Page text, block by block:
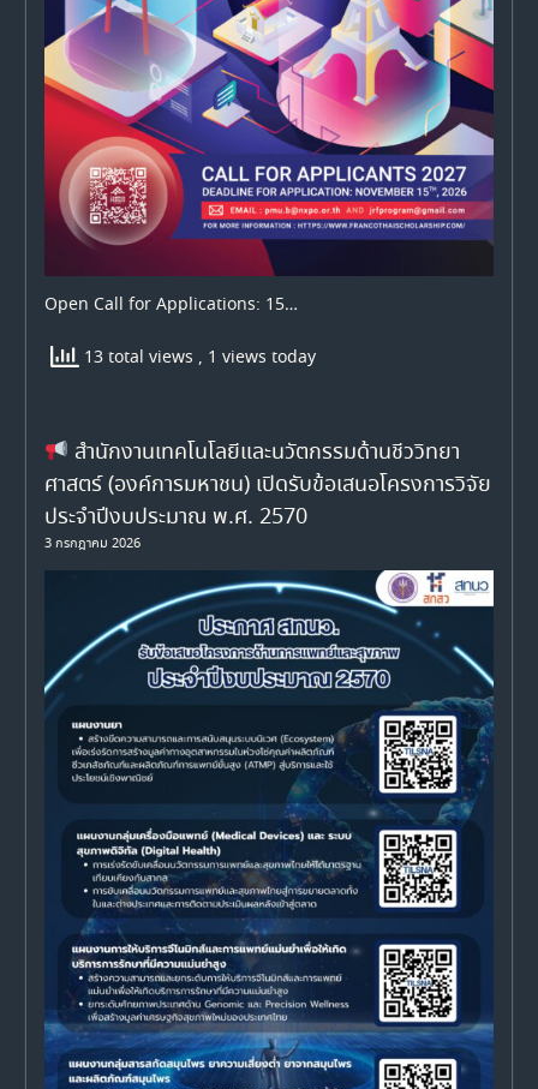
Open Call for Applications: 15…
13 total views , 1 views today
สำนักงานเทคโนโลยีและนวัตกรรมด้านชีววิทยา
ศาสตร์ (องค์การมหาชน) เปิดรับข้อเสนอโครงการวิจัย
ประจำปีงบประมาณ พ.ศ. 2570
3 กรกฎาคม 2026